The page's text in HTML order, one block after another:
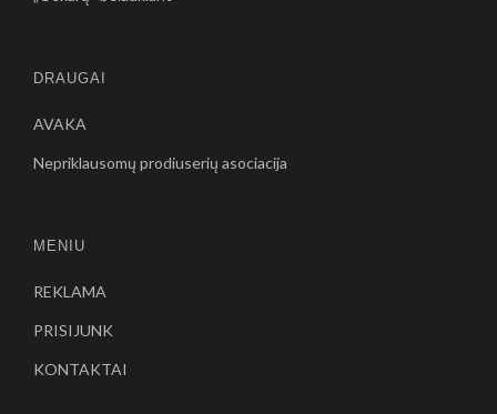
DRAUGAI
AVAKA
Nepriklausomų prodiuserių asociacija
MENIU
REKLAMA
PRISIJUNK
KONTAKTAI